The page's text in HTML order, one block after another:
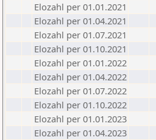
Elozahl per 01.01.2021
Elozahl per 01.04.2021
Elozahl per 01.07.2021
Elozahl per 01.10.2021
Elozahl per 01.01.2022
Elozahl per 01.04.2022
Elozahl per 01.07.2022
Elozahl per 01.10.2022
Elozahl per 01.01.2023
Elozahl per 01.04.2023